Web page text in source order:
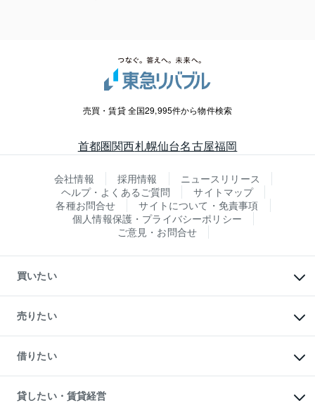
売買・賃貸 全国29,995件から物件検索
首都圏関西札幌仙台名古屋福岡
会社情報 採用情報
ニュースリリース
ヘルプ・よくあるご質問
サイトマップ
各種お問合せ
サイトについて・免責事項
個人情報保護・プライバシーポリシー
ご意見・お問合せ
買いたい
新築・分譲マンションの購入
中古マンションの購入
一戸建ての購入
中古一戸建ての購入
不動産購入の流れ
注目キーワード物件特集
売りたい
一戸建ての売却・査定
土地の売却・査定
スピードAI査定
不動産査定について
借りたい
オフィス・店舗の賃貸
貸したい・賃貸経営